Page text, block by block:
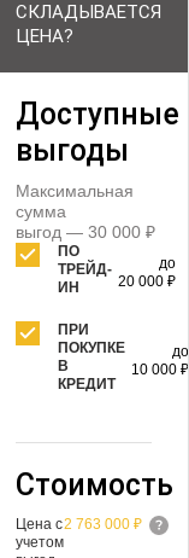
СКЛАДЫВАЕТСЯ
ЦЕНА?
Доступные
выгоды
Максимальная
сумма
выгод — 30 000 ₽
ПО
ТРЕЙД-
ИН
до
20 000 ₽
ПРИ
ПОКУПКЕ
В
КРЕДИТ
до
10 000 ₽
Стоимость
Цена с
учетом
2 763 000 ₽